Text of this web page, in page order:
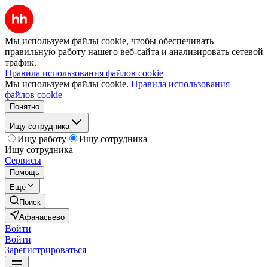
Мы используем файлы cookie, чтобы обеспечивать
правильную работу нашего веб-сайта и анализировать сетевой
трафик.
Правила использования файлов cookie
Мы используем файлы cookie. Правила использования
файлов cookie
Понятно
Ищу сотрудника
Ищу работу
Ищу сотрудника
Ищу сотрудника
Сервисы
Помощь
Ещё
Поиск
Афанасьево
Войти
Войти
Зарегистрироваться